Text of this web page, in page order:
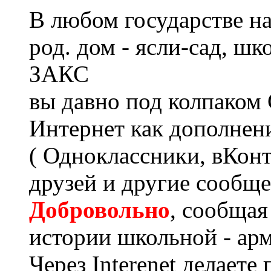
В любом государстве
род. дом - ясли-сад,
ЗАКС
вы давно под колпаком
Интернет как
( Одноклассники,
друзей и другие
Добровольно,
истории школьной -
Через Interenet делаете